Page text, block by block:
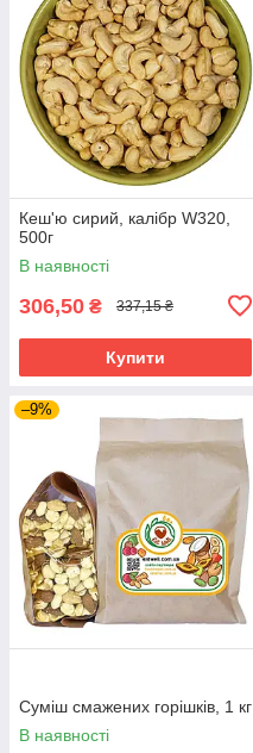
Кеш'ю сирий, калібр W320,
500г
В наявності
306,50 ₴ 337,15 ₴
Купити
–9%
Суміш смажених горішків, 1 кг
В наявності